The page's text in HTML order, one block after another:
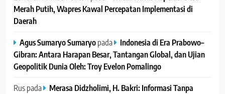
Merah Putih, Wapres Kawal Percepatan Implementasi di
Daerah
Agus Sumaryo Sumaryopada
Indonesia di Era Prabowo–
Gibran: Antara Harapan Besar, Tantangan Global, dan Ujian
Geopolitik Dunia Oleh: Troy Evelon Pomalingo
Ruspada
Merasa Didzholimi, H. Bakri: Informasi Tanpa